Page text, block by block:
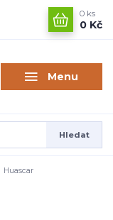
Menu
Hledat
0 ks
0 Kč
Huascar